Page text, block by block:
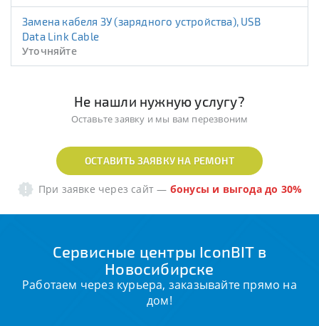
Замена кабеля ЗУ (зарядного устройства), USB
Data Link Cable
Уточняйте
Не нашли нужную услугу?
Оставьте заявку и мы вам перезвоним
ОСТАВИТЬ ЗАЯВКУ НА РЕМОНТ
При заявке через сайт — бонусы и выгода до 30%
Сервисные центры IconBIT в
Новосибирске
Работаем через курьера, заказывайте прямо на
дом!